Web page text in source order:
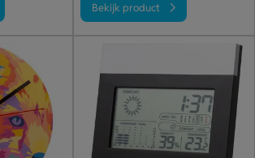
Bekijk product